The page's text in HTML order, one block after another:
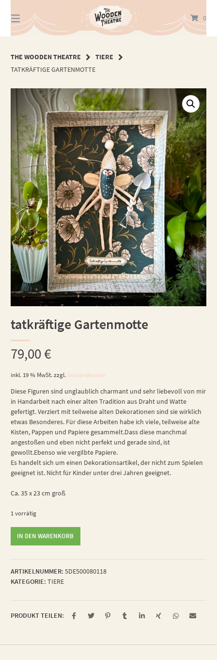
zum
Inhalt
0
THE WOODEN THEATRE
TIERE
TATKRÄFTIGE GARTENMOTTE
tatkräftige Gartenmotte
79,00€
inkl. 19 % MwSt. zzgl.Versandkosten
Diese Figuren sind unglaublich charmant und sehr liebevoll von mir
in Handarbeit nach einer alten Tradition aus Draht und Watte
gefertigt. Verziert mit teilweise alten Dekorationen sind sie wirklich
etwas Besonderes. Für diese Arbeiten habe ich viele, teilweise alte
Kisten, Pappen und Papiere gesammelt.Dass diese manchmal
angestoßen und eben nicht perfekt und gerade sind, ist
gewollt.Ebenso wie vergilbte Papiere.
Es handelt sich um einen Dekorationsartikel, der nicht zum Spielen
geeignet ist. Nicht für Kinder unter drei Jahren geeignet.
Ca. 35 x 23 cm groß
1 vorrätig
IN DEN WARENKORB
ARTIKELNUMMER: 5DE500080118
KATEGORIE: TIERE
PRODUKT TEILEN: